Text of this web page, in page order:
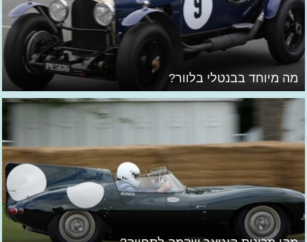
מה מיוחד בבנטלי בלוור?